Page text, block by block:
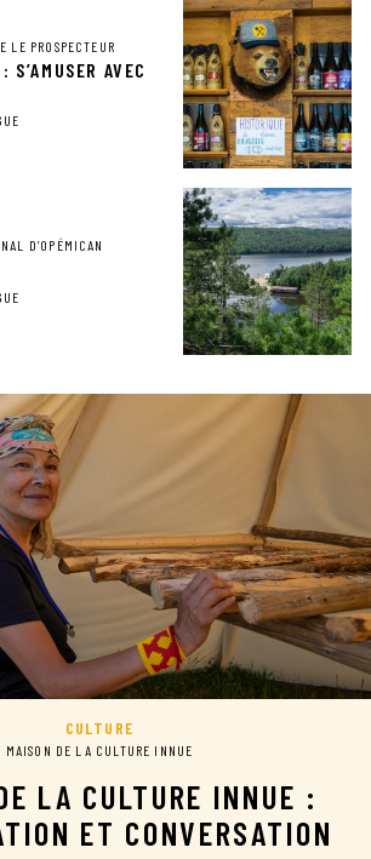
LE PROSPECTEUR
S’AMUSER AVEC
D’OPÉMICAN
CULTURE
MAISON DE LA CULTURE INNUE
LA CULTURE INNUE :
ET CONVERSATION